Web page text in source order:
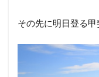
その先に明日登る甲